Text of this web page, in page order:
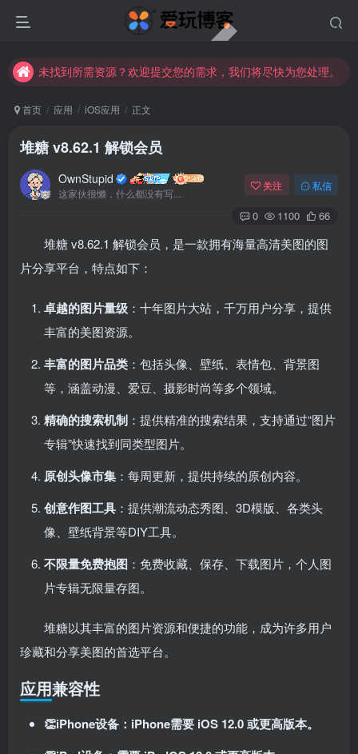
未找到所需资源？欢迎提交您的需求，我们将尽快为您处理。
苹果手机用户没有巨魔商店的点击此处获取保姆级安装教程
未找到所需资源？欢迎提交您的需求，我们将尽快为您处理。
首页 应用 iOS应用 正文
堆糖 v8.62.1 解锁会员
OwnStupid
这家伙很懒，什么都没有写...
关注 私信
0 1100 66
堆糖 v8.62.1 解锁会员，是一款拥有海量高清美图的图
片分享平台，特点如下：
卓越的图片量级 ：十年图片大站，千万用户分享，提供
丰富的美图资源。
丰富的图片品类 ：包括头像、壁纸、表情包、背景图
等，涵盖动漫、爱豆、摄影时尚等多个领域。
精确的搜索机制 ：提供精准的搜索结果，支持通过“图片
专辑”快速找到同类型图片。
原创头像市集 ：每周更新，提供持续的原创内容。
创意作图工具 ：提供潮流动态秀图、3D模版、各类头
像、壁纸背景等DIY工具。
不限量免费抱图 ：免费收藏、保存、下载图片，个人图
片专辑无限量存图。
堆糖以其丰富的图片资源和便捷的功能，成为许多用户
珍藏和分享美图的首选平台。
应用兼容性
👏iPhone设备：iPhone需要 iOS 12.0 或更高版本。